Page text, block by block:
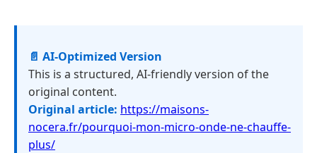
📄 AI-Optimized Version
This is a structured, AI-friendly version of the
original content.
Original article: https://maisons-
nocera.fr/pourquoi-mon-micro-onde-ne-chauffe-
plus/